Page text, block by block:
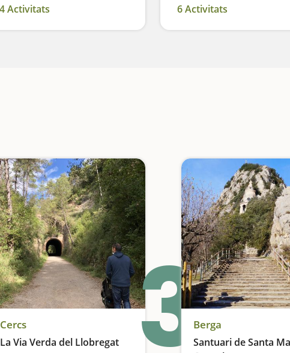
Activitats 6 Activitats
Cercs
La Via Verda del Llobregat 3Berga
Santuari de Santa